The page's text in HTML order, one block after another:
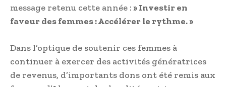
message retenu cette année :» Investir en
faveur des femmes : Accélérer le rythme. »
Dans l’optique de soutenir ces femmes à
continuer à exercer des activités génératrices
de revenus, d’importants dons ont été remis aux